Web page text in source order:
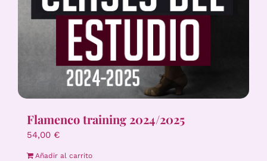
Flamenco training 2024/2025
54,00 €
Añadir al carrito